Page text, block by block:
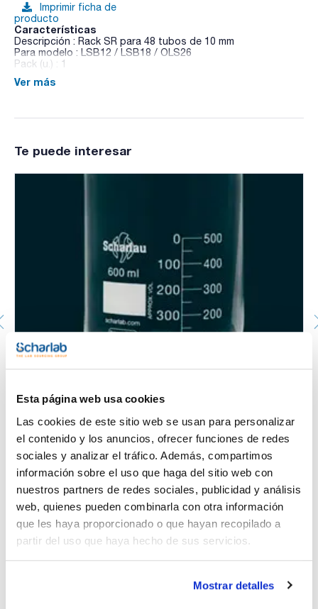
Esta página web usa cookies
Las cookies de este sitio web se usan para personalizar
el contenido y los anuncios, ofrecer funciones de redes
sociales y analizar el tráfico. Además, compartimos
información sobre el uso que haga del sitio web con
nuestros partners de redes sociales, publicidad y análisis
web, quienes pueden combinarla con otra información
que les haya proporcionado o que hayan recopilado a
partir del uso que haya hecho de sus servicios.
Mostrar detalles
Imprimir ficha de
producto
Características
Descripción : Rack SR para 48 tubos de 10 mm
Para modelo : LSB12 / LSB18 / OLS26
Pack (u.) : 1
Accesorios para baños de agua con agitación Aqua Pro
Ver más
Te puede interesar
Vaso de precipitado, forma baja, graduado, vidrio
borosilicato DIN 12331. SCHARLAU. Capacidad (ml): 600.
1033510112
Disponibilidad: Ver stock
Mi precio: Comprar
Documentación técnica
TDS / Ficha técnica
COA
Regístrate para
descargas